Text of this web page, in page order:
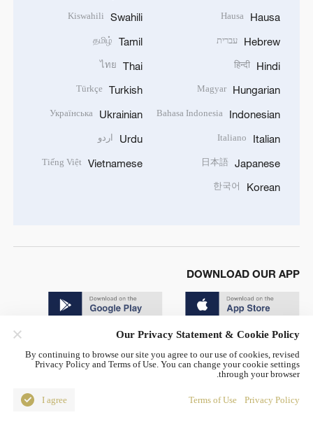
Hausa
Hausa
Hebrew עברית
Hindi
हिन्दी
Hungarian
Magyar
Indonesian
Bahasa Indonesia
Italian
Italiano
Japanese
日本語
Korean
한국어
Swahili
Kiswahili
Tamil
தமிழ்
Thai
ไทย
Turkish
Türkçe
Ukrainian
Українська
Urdu اردو
Vietnamese
Tiếng Việt
DOWNLOAD OUR APP
© China Radio International.CRI. All Rights Reserved. 16A
Our Privacy Statement & Cookie Policy
By continuing to browse our site you agree to our use of cookies, revised
Privacy Policy and Terms of Use. You can change your cookie settings
through your browser.
Privacy Policy
Terms of Use
I agree